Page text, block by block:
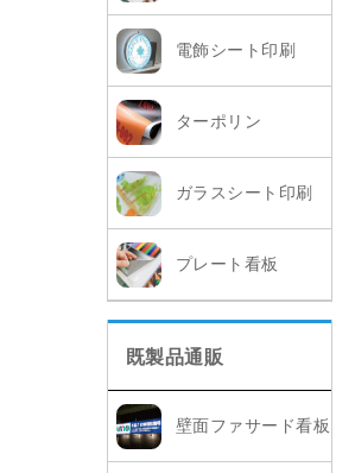
電飾シート印刷
ターポリン
ガラスシート印刷
プレート看板
既製品通販
壁面ファサード看板